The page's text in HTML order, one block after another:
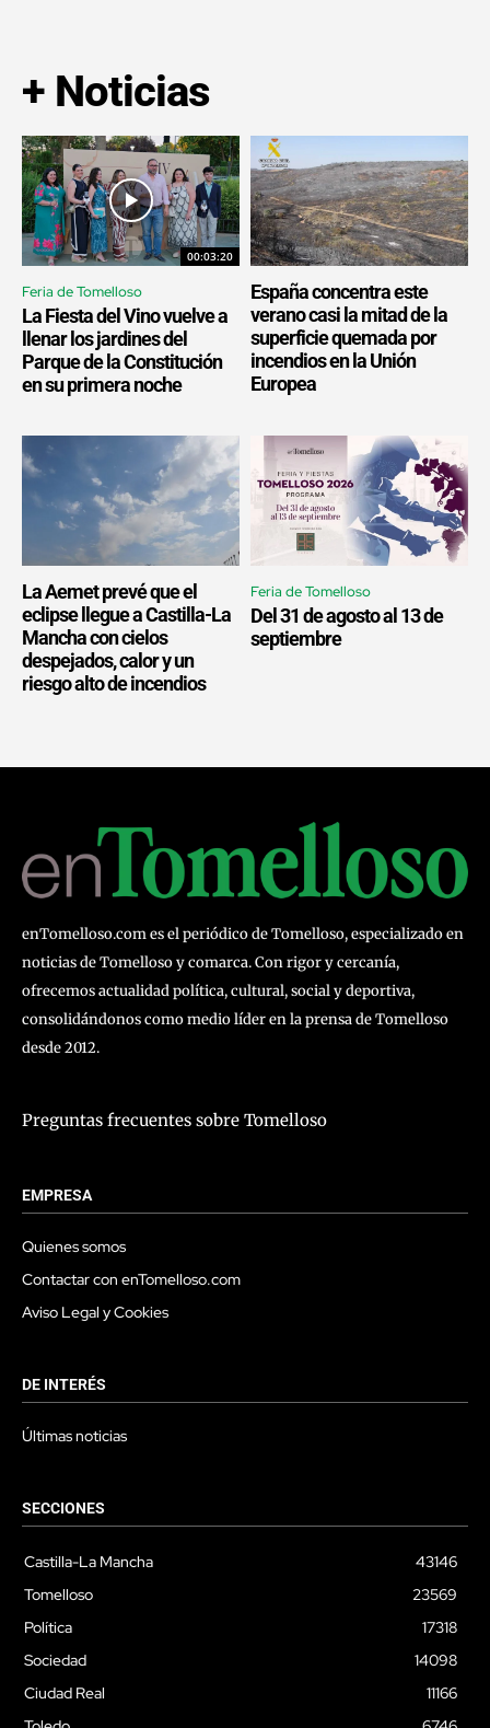
+ Noticias
00:03:20
Feria de Tomelloso
La Fiesta del Vino vuelve a
llenar los jardines del
Parque de la Constitución
en su primera noche
España concentra este
verano casi la mitad de la
superficie quemada por
incendios en la Unión
Europea
La Aemet prevé que el
eclipse llegue a Castilla-La
Mancha con cielos
despejados, calor y un
riesgo alto de incendios
Feria de Tomelloso
Del 31 de agosto al 13 de
septiembre
enTomelloso.com es el periódico de Tomelloso, especializado en
noticias de Tomelloso y comarca. Con rigor y cercanía,
ofrecemos actualidad política, cultural, social y deportiva,
consolidándonos como medio líder en la prensa de Tomelloso
desde 2012.
Preguntas frecuentes sobre Tomelloso
EMPRESA
Quienes somos
Contactar con enTomelloso.com
Aviso Legal y Cookies
DE INTERÉS
Últimas noticias
SECCIONES
Castilla-La Mancha
43146
Tomelloso
23569
Política
17318
Sociedad
14098
Ciudad Real
11166